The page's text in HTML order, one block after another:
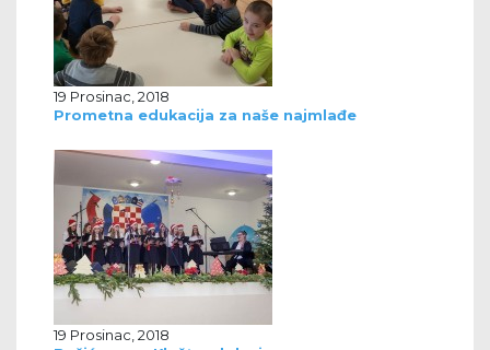
19 Prosinac, 2018
Prometna edukacija za naše najmlađe
19 Prosinac, 2018